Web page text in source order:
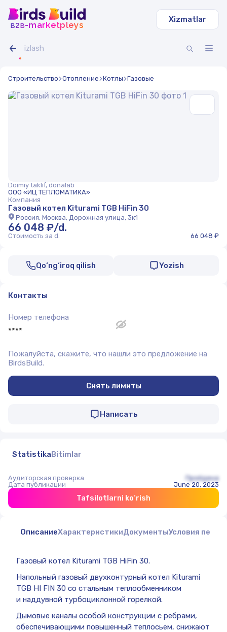
b2b-marketpleys
Xizmatlar
Строительство Отопление Котлы Газовые
Doimiy taklif, donalab
ООО «ИЦ ТЕПЛОМАТИКА»
Компания
Газовый котел Kiturami TGB HiFin 30
Россия, Москва, Дорожная улица, 3к1
66 048 ₽/d.
Стоимость за d. 66 048 ₽
Qo‘ng‘iroq qilish Yozish
Контакты
Номер телефона
****
Пожалуйста, скажите, что нашли это предложение на
BirdsBuild.
Снять лимиты
Написать
StatistikaBitimlar
Аудиторская проверка
Пройдена
Дата публикации
June 20, 2023
Tafsilotlarni ko‘rish
ОписаниеХарактеристикиДокументыУсловия
Газовый котел Kiturami TGB HiFin 30.
Напольный газовый двухконтурный котел Kiturami
TGB HI FIN 30 со стальным теплообменником
и наддувной турбоциклонной горелкой.
Дымовые каналы особой конструкции с ребрами,
обеспечивающими повышенный теплосьем, снижают